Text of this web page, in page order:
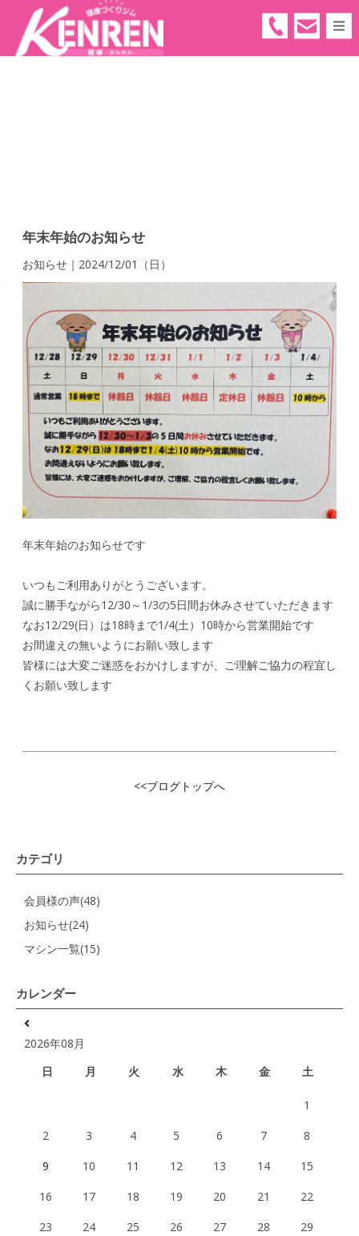
05
年末年始のお知らせ
お知らせ｜2024/12/01（日）
年末年始のお知らせです
いつもご利用ありがとうございます。
誠に勝手ながら12/30～1/3の5日間お休みさせていただきます
なお12/29(日）は18時まで1/4(土）10時から営業開始です
お間違えの無いようにお願い致します
皆様には大変ご迷惑をおかけしますが、ご理解ご協力の程宜し
くお願い致します
<<ブログトップへ
カテゴリ
会員様の声(48)
お知らせ(24)
マシン一覧(15)
カレンダー
2026年08月
日
月 火 水 木 金 土
1
2
3 4 5 6 7
8
9
10 11 12 13 14
15
16
17 18 19 20 21
22
23
24 25 26 27 28
29